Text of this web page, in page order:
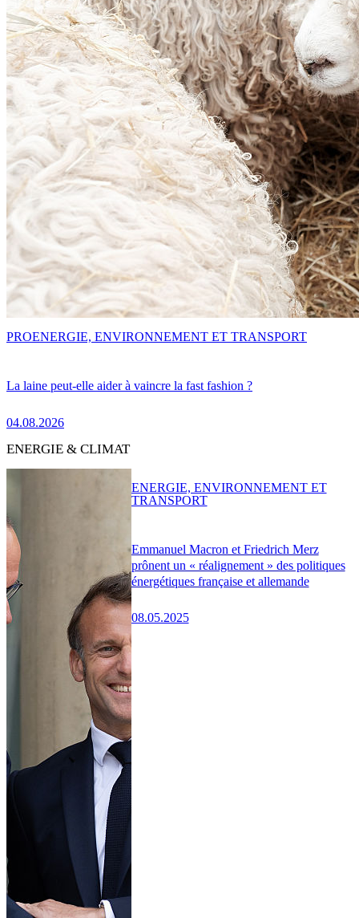
La laine peut-elle aider à vaincre la fast fashion ?
04.08.2026
PROENERGIE, ENVIRONNEMENT ET TRANSPORT
ENERGIE & CLIMAT
Emmanuel Macron et Friedrich Merz
prônent un « réalignement » des politiques
énergétiques française et allemande
08.05.2025
ENERGIE, ENVIRONNEMENT ET
TRANSPORT